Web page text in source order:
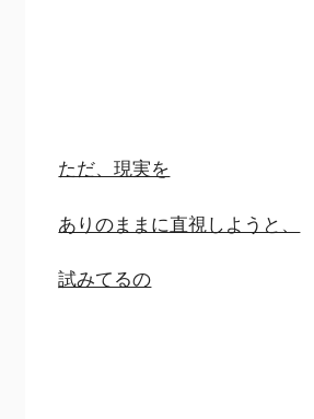
ただ、現実を
ありのままに直視しようと、
試みてるの